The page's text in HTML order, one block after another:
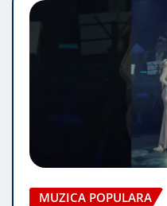
MUZICA POPULARA